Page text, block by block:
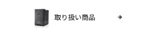
取り扱い商品